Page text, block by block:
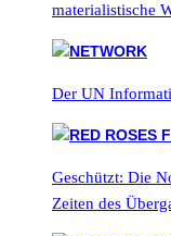
materialistische
Der UN
Geschützt: Die
Zeiten des